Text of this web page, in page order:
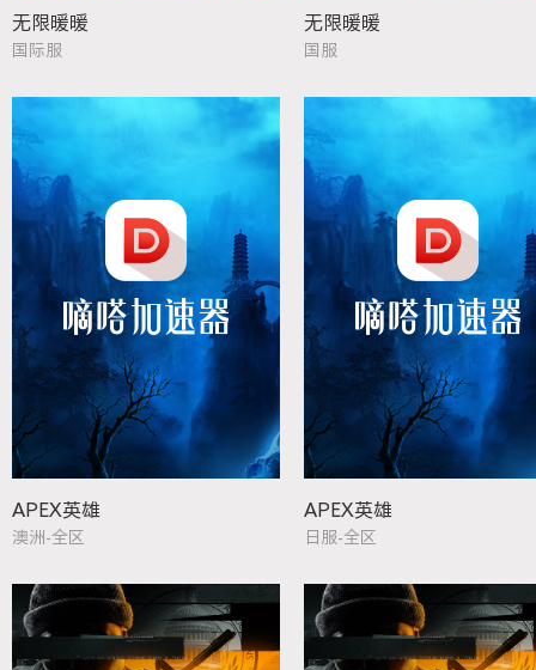
无限暖暖
国际服
无限暖暖
国服
APEX英雄
澳洲-全区
APEX英雄
日服-全区